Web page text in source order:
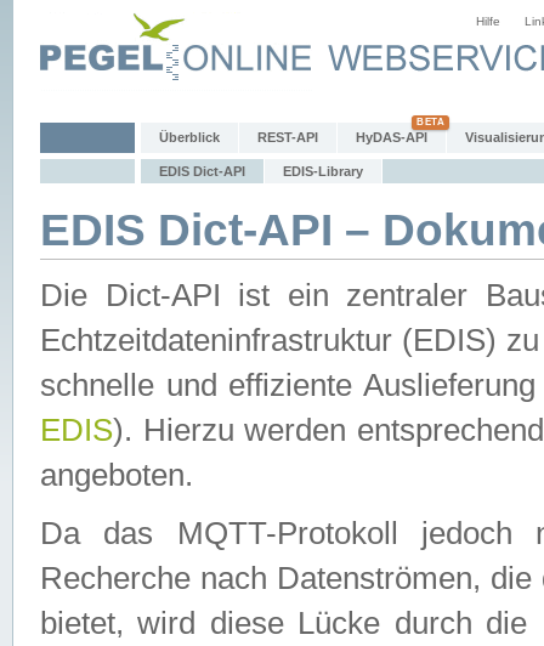
Hilfe
Überblick REST-API HyDAS-API
EDIS Dict-API EDIS-Library
EDIS Dict-API –
Die Dict-API ist ein zentraler
Echtzeitdateninfrastruktur (EDIS)
schnelle und effiziente
EDIS). Hierzu werden
angeboten.
Da das MQTT-Protokoll jedoch
Recherche nach Datenströmen,
bietet, wird diese Lücke durch die